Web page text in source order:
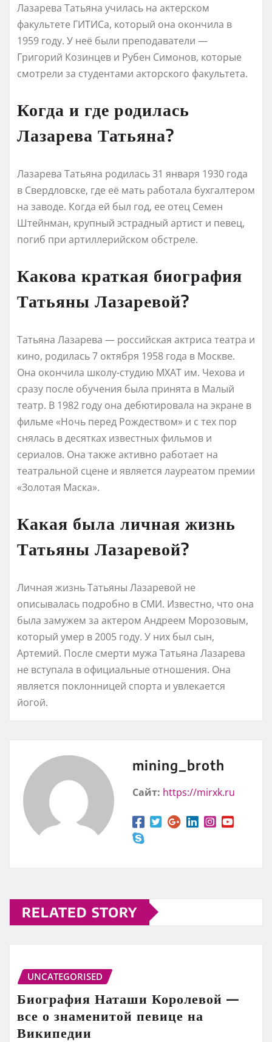
Лазарева Татьяна училась на актерском
факультете ГИТИСа, который она окончила в
1959 году. У неё были преподаватели —
Григорий Козинцев и Рубен Симонов, которые
смотрели за студентами акторского факультета.
Когда и где родилась
Лазарева Татьяна?
Лазарева Татьяна родилась 31 января 1930 года
в Свердловске, где её мать работала бухгалтером
на заводе. Когда ей был год, ее отец Семен
Штейнман, крупный эстрадный артист и певец,
погиб при артиллерийском обстреле.
Какова краткая биография
Татьяны Лазаревой?
Татьяна Лазарева — российская актриса театра и
кино, родилась 7 октября 1958 года в Москве.
Она окончила школу-студию МХАТ им. Чехова и
сразу после обучения была принята в Малый
театр. В 1982 году она дебютировала на экране в
фильме «Ночь перед Рождеством» и с тех пор
снялась в десятках известных фильмов и
сериалов. Она также активно работает на
театральной сцене и является лауреатом премии
«Золотая Маска».
Какая была личная жизнь
Татьяны Лазаревой?
Личная жизнь Татьяны Лазаревой не
описывалась подробно в СМИ. Известно, что она
была замужем за актером Андреем Морозовым,
который умер в 2005 году. У них был сын,
Артемий. После смерти мужа Татьяна Лазарева
не вступала в официальные отношения. Она
является поклонницей спорта и увлекается
йогой.
mining_broth
Сайт: https://mirxk.ru
RELATED STORY
UNCATEGORISED
Биография Наташи Королевой —
все о знаменитой певице на
Википедии